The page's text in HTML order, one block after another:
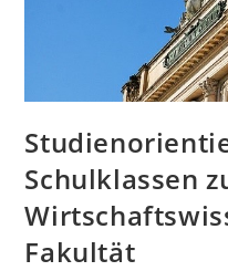
Schulklassen
Fakultät